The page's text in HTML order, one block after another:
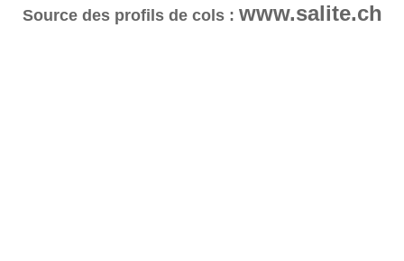
Source des profils de cols : www.salite.ch